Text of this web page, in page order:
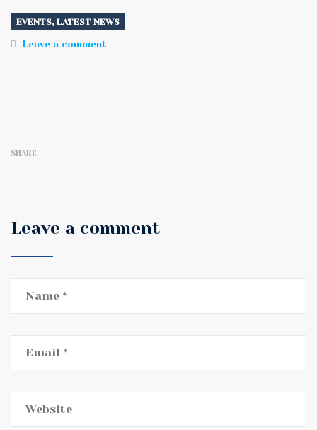
EVENTS, LATEST NEWS
Leave a comment
SHARE
Leave a comment